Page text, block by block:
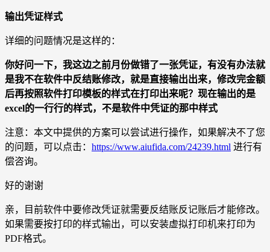
输出凭证样式
详细的问题情况是这样的：
你好问一下，我这边之前月份做错了一张凭证，有没有办法就
是我不在软件中反结账修改，就是直接输出出来，修改完金额
后再按照软件打印模板的样式在打印出来呢？现在输出的是
excel的一行行的样式，不是软件中凭证的那中样式
注意：本文中提供的方案可以尝试进行操作，如果解决不了您
的问题，可以点击： https://www.aiufida.com/24239.html 进行有
偿咨询。
好的谢谢
亲，目前软件中要修改凭证就需要反结账反记账后才能修改。
如果需要按打印的样式输出，可以安装虚拟打印机来打印为
PDF格式。